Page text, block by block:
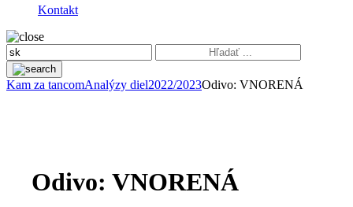
Kontakt
Kam za tancomAnalýzy diel2022/2023Odivo: VNORENÁ
Odivo: VNORENÁ